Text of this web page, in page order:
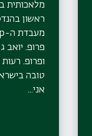
מלאכותית
ראשון
פרופ. יואב
ופרופ.
אני...